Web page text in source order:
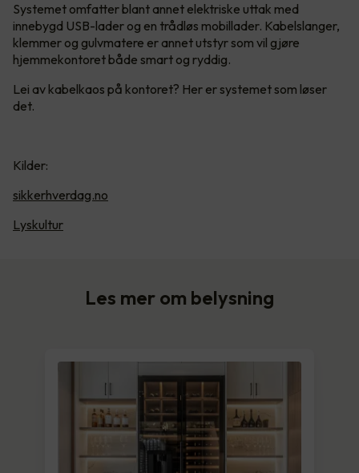
Systemet omfatter blant annet elektriske uttak med
innebygd USB-lader og en trådløs mobillader. Kabelslanger,
klemmer og gulvmatere er annet utstyr som vil gjøre
hjemmekontoret både smart og ryddig.
Lei av kabelkaos på kontoret? Her er systemet som løser
det.
Kilder:
sikkerhverdag.no
Lyskultur
Les mer om belysning